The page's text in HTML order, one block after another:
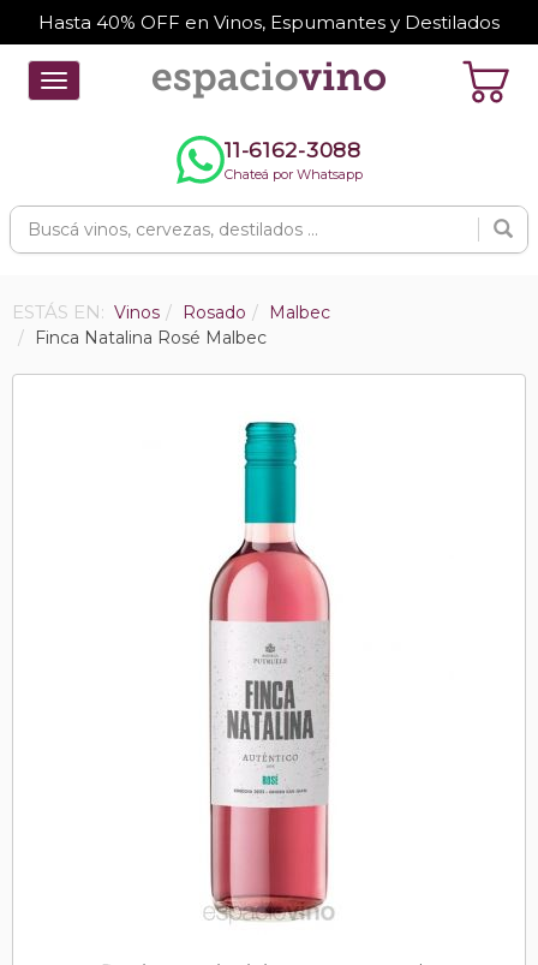
Hasta 40% OFF en Vinos, Espumantes y Destilados
Toggle
navigation
11-6162-3088
Chateá por Whatsapp
ESTÁS EN: Vinos Rosado
Malbec
Finca Natalina Rosé Malbec